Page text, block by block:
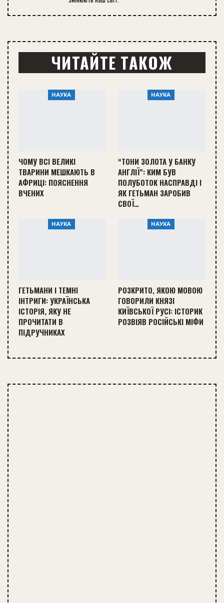
ЧИТАЙТЕ ТАКОЖ
НАУКА
ЧОМУ ВСІ ВЕЛИКІ
ТВАРИНИ МЕШКАЮТЬ В
АФРИЦІ: ПОЯСНЕННЯ
ВЧЕНИХ
НАУКА
“ТОНИ ЗОЛОТА У БАНКУ
АНГЛІЇ”: КИМ БУВ
ПОЛУБОТОК НАСПРАВДІ І
ЯК ГЕТЬМАН ЗАРОБИВ
СВОЇ…
НАУКА
ГЕТЬМАНИ І ТЕМНІ
ІНТРИГИ: УКРАЇНСЬКА
ІСТОРІЯ, ЯКУ НЕ
ПРОЧИТАТИ В
ПІДРУЧНИКАХ
НАУКА
РОЗКРИТО, ЯКОЮ МОВОЮ
ГОВОРИЛИ КНЯЗІ
КИЇВСЬКОЇ РУСІ: ІСТОРИК
РОЗВІЯВ РОСІЙСЬКІ МІФИ